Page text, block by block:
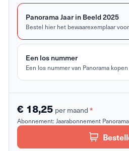
Panorama Jaar in Beeld 2025
Bestel hier het bewaarexemplaar
Een los nummer
Een los nummer van Panorama kopen
€ 18,25 per maand *
Abonnement: Jaarabonnement Panorama